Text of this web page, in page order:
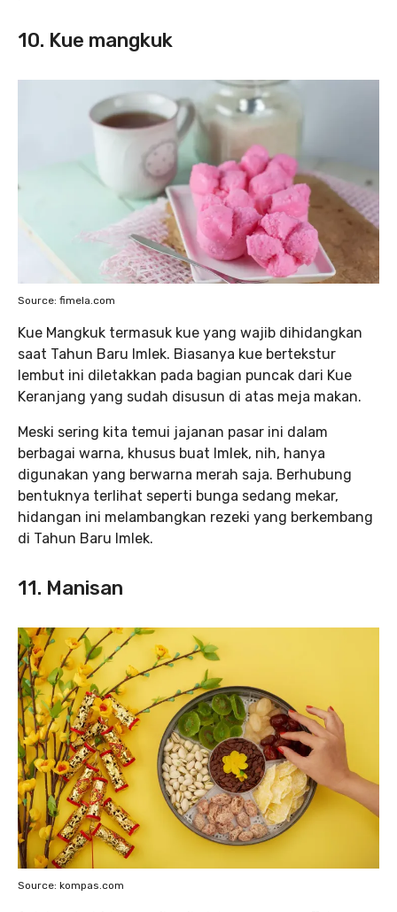
10. Kue mangkuk
Source: fimela.com
Kue Mangkuk termasuk kue yang wajib dihidangkan
saat Tahun Baru Imlek. Biasanya kue bertekstur
lembut ini diletakkan pada bagian puncak dari Kue
Keranjang yang sudah disusun di atas meja makan.
Meski sering kita temui jajanan pasar ini dalam
berbagai warna, khusus buat Imlek, nih, hanya
digunakan yang berwarna merah saja. Berhubung
bentuknya terlihat seperti bunga sedang mekar,
hidangan ini melambangkan rezeki yang berkembang
di Tahun Baru Imlek.
11. Manisan
Source: kompas.com